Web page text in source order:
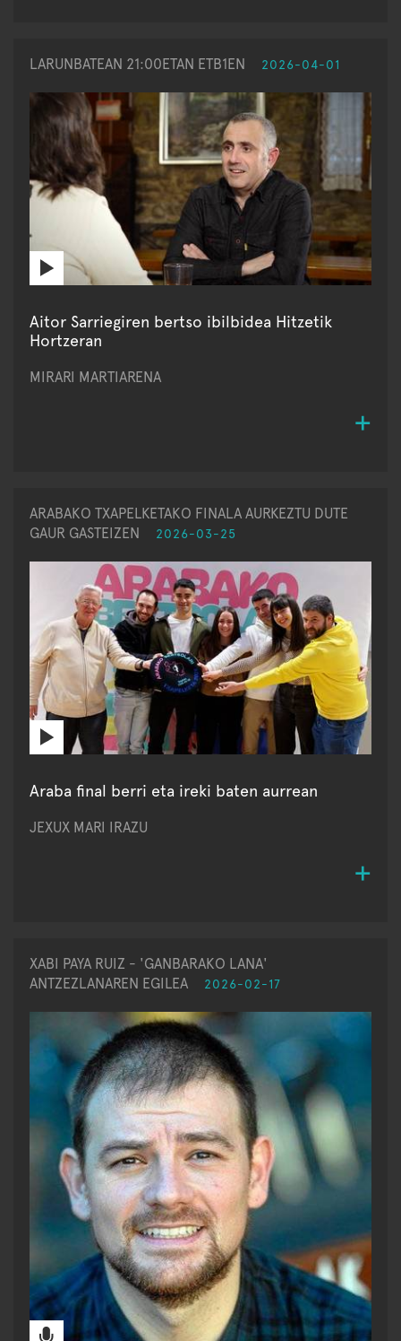
LARUNBATEAN 21:00ETAN ETB1EN 2026-04-01
Aitor Sarriegiren bertso ibilbidea Hitzetik
Hortzeran
MIRARI MARTIARENA
ARABAKO TXAPELKETAKO FINALA AURKEZTU DUTE
GAUR GASTEIZEN
2026-03-25
Araba final berri eta ireki baten aurrean
JEXUX MARI IRAZU
XABI PAYA RUIZ - 'GANBARAKO LANA'
ANTZEZLANAREN EGILEA
2026-02-17